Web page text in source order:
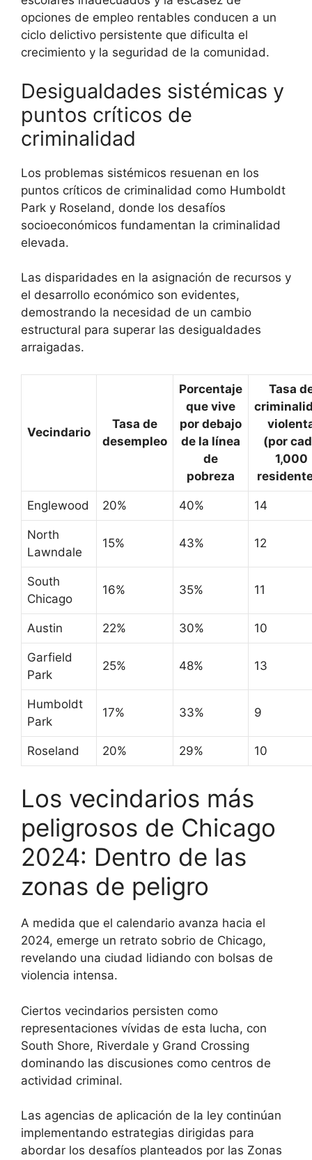
opciones de empleo rentables conducen a un
ciclo delictivo persistente que dificulta el
crecimiento y la seguridad de la comunidad.
Desigualdades sistémicas y
puntos críticos de
criminalidad
Los problemas sistémicos resuenan en los
puntos críticos de criminalidad como Humboldt
Park y Roseland, donde los desafíos
socioeconómicos fundamentan la criminalidad
elevada.
Las disparidades en la asignación de recursos y
el desarrollo económico son evidentes,
demostrando la necesidad de un cambio
estructural para superar las desigualdades
arraigadas.
Vecindario
Tasa de
desempleo
Porcentaje
que vive
por debajo
de la línea
de
pobreza
Tasa
(por
1,000
Englewood 20% 40% 14
North
Lawndale
15% 43% 12
South
Chicago
16% 35% 11
Austin 22% 30% 10
Garfield
Park
25% 48% 13
Humboldt
Park
17% 33% 9
Roseland 20% 29% 10
Los vecindarios más
peligrosos de Chicago
2024: Dentro de las
zonas de peligro
A medida que el calendario avanza hacia el
2024, emerge un retrato sobrio de Chicago,
revelando una ciudad lidiando con bolsas de
violencia intensa.
Ciertos vecindarios persisten como
representaciones vívidas de esta lucha, con
South Shore, Riverdale y Grand Crossing
dominando las discusiones como centros de
actividad criminal.
Las agencias de aplicación de la ley continúan
implementando estrategias dirigidas para
abordar los desafíos planteados por las Zonas